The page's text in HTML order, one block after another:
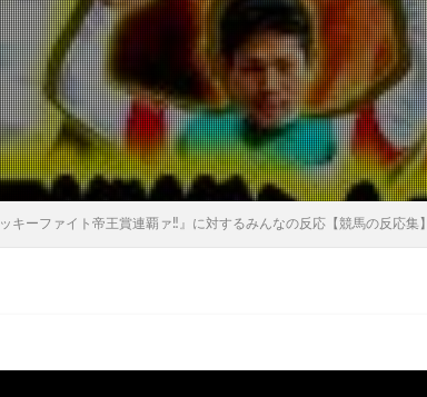
キーファイト帝王賞連覇ァ‼』に対するみんなの反応【競馬の反応集】